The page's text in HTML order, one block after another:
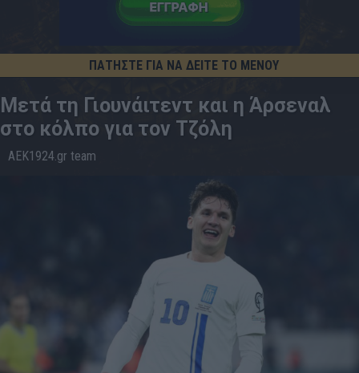
ΠΑΤΗΣΤΕ ΓΙΑ ΝΑ ΔΕΙΤΕ ΤΟ ΜΕΝΟΥ
Μετά τη Γιουνάιτεντ και η Άρσεναλ
στο κόλπο για τον Τζόλη
AEK1924.gr team